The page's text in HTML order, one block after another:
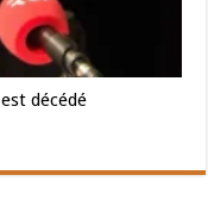
décédé